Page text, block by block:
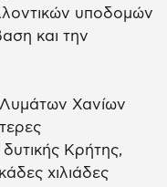
υποδομών
και την
Χανίων
Κρήτης,
χιλιάδες